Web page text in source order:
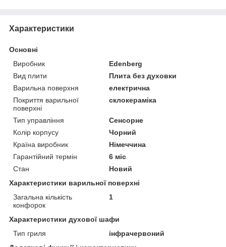
Характеристики
Основні
Виробник
Edenberg
Вид плити
Плита без духовки
Варильна поверхня
електрична
Покриття варильної
поверхні
склокераміка
Тип управління
Сенсорне
Колір корпусу
Чорний
Країна виробник
Німеччина
Гарантійний термін
6 міс
Стан
Новий
Характеристики варильної поверхні
Загальна кількість
конфорок
1
Характеристики духової шафи
Тип гриля
інфрачервоний